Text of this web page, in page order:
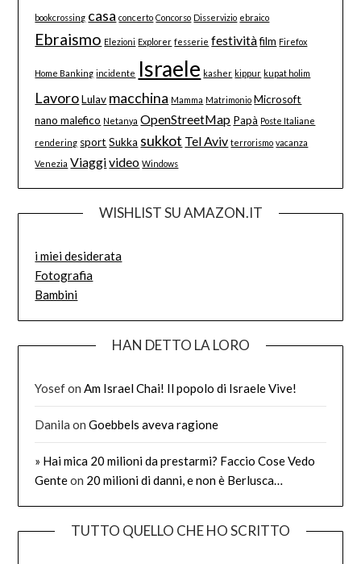
bookcrossing casa concerto Concorso Disservizio ebraico
Ebraismo Elezioni Explorer fesserie festività film Firefox
Home Banking incidente Israele kasher kippur kupat holim
Lavoro Lulav macchina Mamma Matrimonio Microsoft
nano malefico Netanya OpenStreetMap Papà Poste Italiane
rendering sport Sukka sukkot Tel Aviv terrorismo vacanza
Venezia Viaggivideo Windows
WISHLIST SU AMAZON.IT
i miei desiderata
Fotografia
Bambini
HAN DETTO LA LORO
Yosefon Am Israel Chai! Il popolo di Israele Vive!
Danila onGoebbels aveva ragione
» Hai mica 20 milioni da prestarmi? Faccio Cose Vedo
Genteon 20 milioni di danni, e non è Berlusca…
TUTTO QUELLO CHE HO SCRITTO